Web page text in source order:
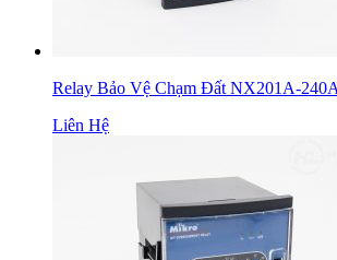
Relay Bảo Vệ Chạm Đất NX201A-
Liên Hệ